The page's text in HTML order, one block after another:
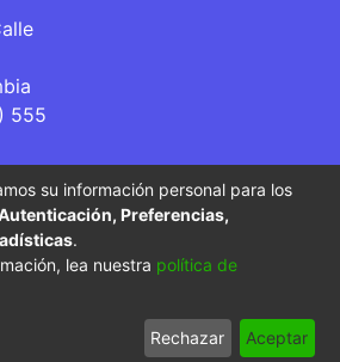
555
es una Institución de Educación
sujeta a inspección y vigilancia
de Educación Nacional.
End User
Agreement
Send
Feedback
su información personal para los
Preferencias,
.
lea nuestra política de
Rechazar Aceptar